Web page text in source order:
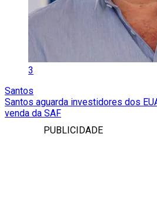
3
Santos
Santos aguarda investidores dos
venda da SAF
PUBLICIDADE